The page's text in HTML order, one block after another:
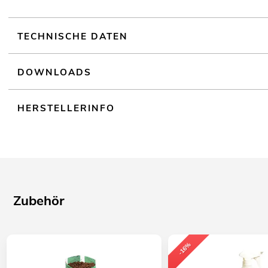
TECHNISCHE DATEN
DOWNLOADS
HERSTELLERINFO
Zubehör
-16%